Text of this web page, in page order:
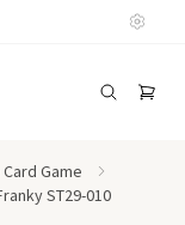
Game
ST29-010